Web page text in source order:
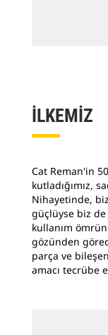
İLKEMİZ
Cat Reman'in
kutladığımız,
Nihayetinde,
güçlüyse biz
kullanım
gözünden
parça ve
amacı tecrübe